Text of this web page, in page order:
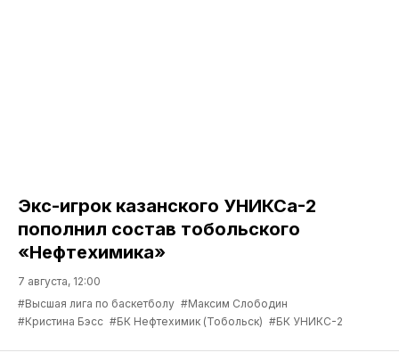
Экс-игрок казанского УНИКСа-2
пополнил состав тобольского
«Нефтехимика»
7 августа, 12:00
#Высшая лига по баскетболу #Максим Слободин
#Кристина Бэсс #БК Нефтехимик (Тобольск) #БК УНИКС-2